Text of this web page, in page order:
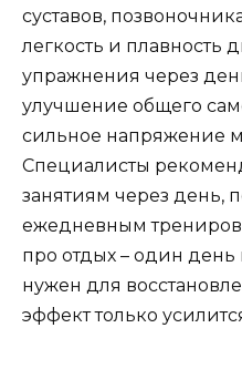
суставов,
легкость и
упражнения через
улучшение общего
сильное напряжение
Специалисты
занятиям через день,
ежедневным
про отдых – один
нужен для
эффект только